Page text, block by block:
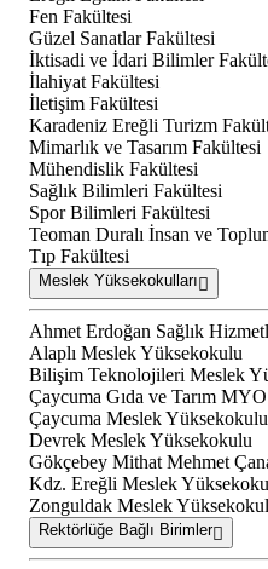
Fen Fakültesi
Güzel Sanatlar Fakültesi
İktisadi ve İdari Bilimler
İlahiyat Fakültesi
İletişim Fakültesi
Karadeniz Ereğli Turizm
Mimarlık ve Tasarım Fakültesi
Mühendislik Fakültesi
Sağlık Bilimleri Fakültesi
Spor Bilimleri Fakültesi
Teoman Duralı İnsan ve
Tıp Fakültesi
Meslek Yüksekokulları
Ahmet Erdoğan Sağlık
Alaplı Meslek Yüksekokulu
Bilişim Teknolojileri Meslek
Çaycuma Gıda ve Tarım MYO
Çaycuma Meslek Yüksekokulu
Devrek Meslek Yüksekokulu
Gökçebey Mithat Mehmet
Kdz. Ereğli Meslek
Zonguldak Meslek
Rektörlüğe Bağlı Birimler